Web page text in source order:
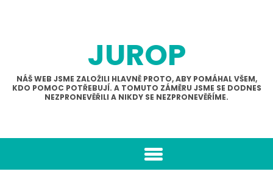
JUROP
NÁŠ WEB JSME ZALOŽILI HLAVNĚ PROTO, ABY POMÁHAL VŠEM,
KDO POMOC POTŘEBUJÍ. A TOMUTO ZÁMĚRU JSME SE DODNES
NEZPRONEVĚŘILI A NIKDY SE NEZPRONEVĚŘÍME.